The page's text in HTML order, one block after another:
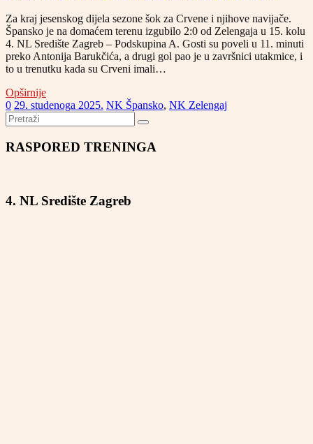
Za kraj jesenskog dijela sezone šok za Crvene i njihove navijače.
Špansko je na domaćem terenu izgubilo 2:0 od Zelengaja u 15. kolu
4. NL Središte Zagreb – Podskupina A. Gosti su poveli u 11. minuti
preko Antonija Barukčića, a drugi gol pao je u završnici utakmice, i
to u trenutku kada su Crveni imali…
Opširnije
0 29. studenoga 2025. NK Špansko, NK Zelengaj
RASPORED TRENINGA
4. NL Središte Zagreb